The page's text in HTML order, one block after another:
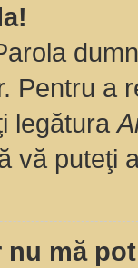
Pentru a
legătura
vă puteţi
mă